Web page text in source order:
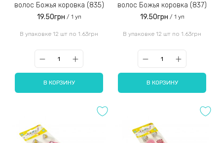
волос Божья коровка (835)
19.50грн / 1 уп
В упаковке 12 шт по 1.63грн
В КОРЗИНУ
волос Божья коровка (837)
19.50грн / 1 уп
В упаковке 12 шт по 1.63грн
В КОРЗИНУ